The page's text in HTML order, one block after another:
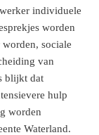
individuele
worden
sociale
van
blijkt dat
hulp
worden
Waterland.